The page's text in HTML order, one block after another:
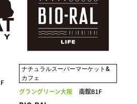
ナチュラルスーパーマーケット&
カフェ
グラングリーン大阪 南館B1F